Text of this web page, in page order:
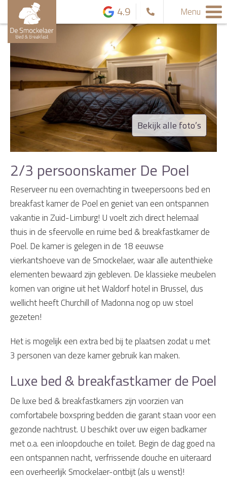
4.9 Menu
Bekijk alle foto’s
2/3 persoonskamer De Poel
Reserveer nu een overnachting in tweepersoons bed en
breakfast kamer de Poel en geniet van een ontspannen
vakantie in Zuid-Limburg! U voelt zich direct helemaal
thuis in de sfeervolle en ruime bed & breakfastkamer de
Poel. De kamer is gelegen in de 18 eeuwse
vierkantshoeve van de Smockelaer, waar alle autenthieke
elementen bewaard zijn gebleven. De klassieke meubelen
komen van origine uit het Waldorf hotel in Brussel, dus
wellicht heeft Churchill of Madonna nog op uw stoel
gezeten!
Het is mogelijk een extra bed bij te plaatsen zodat u met
3 personen van deze kamer gebruik kan maken.
Luxe bed & breakfastkamer de Poel
De luxe bed & breakfastkamers zijn voorzien van
comfortabele boxspring bedden die garant staan voor een
gezonde nachtrust. U beschikt over uw eigen badkamer
met o.a. een inloopdouche en toilet. Begin de dag goed na
een ontspannen nacht, verfrissende douche en uiteraard
een overheerlijk Smockelaer-ontbijt (als u wenst)!